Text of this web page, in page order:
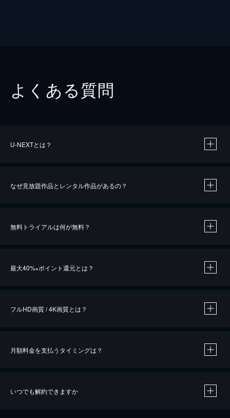
よくある質問
U-NEXTとは？
なぜ見放題作品とレンタル作品があるの？
無料トライアルは何が無料？
最大40%※ポイント還元とは？
※40％ポイント還元の対象は、クレジットカード決済による作品の購入 / レンタルです。
フルHD画質 / 4K画質とは？
月額料金を支払うタイミングは？
いつでも解約できますか